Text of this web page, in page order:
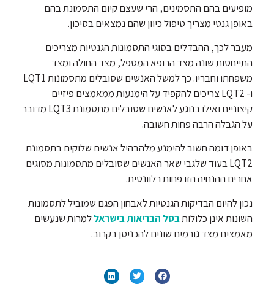
מופיעים בהם התסמינים, הרי שעצם קיום התסמונת בהם
באופן גנטי מצריך טיפול כיוון שהם נמצאים בסיכון.
מעבר לכך, ההבדלים בסוגי התסמונות הגנטיות מצריכים
התייחסות שונה מצד הרופא המטפל, מצד החולה ומצד
משפחתו וחבריו. כך למשל האנשים שסובלים מתסמונות LQT1
ו- LQT2 צריכים להקפיד על הימנעות ממאמצים פיזיים
קיצוניים ואילו בנוגע לאנשים שסובלים מתסמונת LQT3 מדובר
על הגבלה הרבה פחות חשובה.
באופן דומה חשוב להימנע מלהבהיל אנשים שלוקים בתסמונת
LQT2 בעוד שלגבי שאר האנשים שסובלים מתסמונות מסוגים
אחרים ההנחיה הזו פחות רלוונטית.
נכון להיום הבדיקות הגנטיות לאבחון הפגם שמוביל לתסמונות
השונות אינן כלולותבסל הבריאות בישראללמרות שנעשים
מאמצים מצד גורמים שונים להכניסן בקרוב.